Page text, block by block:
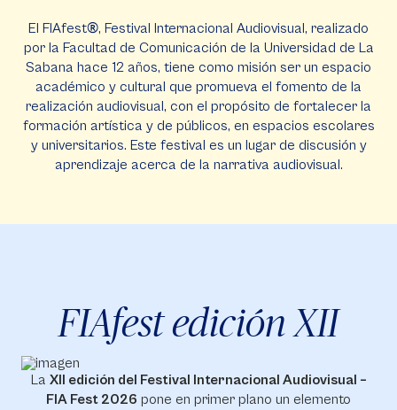
El FIAfest®, Festival Internacional Audiovisual, realizado
por la Facultad de Comunicación de la Universidad de La
Sabana hace 12 años, tiene como misión ser un espacio
académico y cultural que promueva el fomento de la
realización audiovisual, con el propósito de fortalecer la
formación artística y de públicos, en espacios escolares
y universitarios. Este festival es un lugar de discusión y
aprendizaje acerca de la narrativa audiovisual.
FIAfest edición XII
La XII edición del Festival Internacional Audiovisual –
FIA Fest 2026 pone en primer plano un elemento